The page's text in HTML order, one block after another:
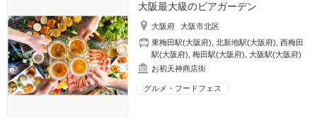
大阪最大級のビアガーデン
大阪府
大阪市北区
東梅田駅(大阪府) ,北新地駅(大阪府) ,西梅田
駅(大阪府) ,梅田駅(大阪府) ,大阪駅(大阪府)
お初天神商店街
グルメ・フードフェス